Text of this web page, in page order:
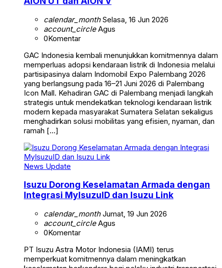
calendar_monthSelasa, 16 Jun 2026
account_circleAgus
0Komentar
GAC Indonesia kembali menunjukkan komitmennya dalam
memperluas adopsi kendaraan listrik di Indonesia melalui
partisipasinya dalam Indomobil Expo Palembang 2026
yang berlangsung pada 16–21 Juni 2026 di Palembang
Icon Mall. Kehadiran GAC di Palembang menjadi langkah
strategis untuk mendekatkan teknologi kendaraan listrik
modern kepada masyarakat Sumatera Selatan sekaligus
menghadirkan solusi mobilitas yang efisien, nyaman, dan
ramah […]
News Update
Isuzu Dorong Keselamatan Armada dengan
Integrasi MyIsuzuID dan Isuzu Link
calendar_monthJumat, 19 Jun 2026
account_circleAgus
0Komentar
PT Isuzu Astra Motor Indonesia (IAMI) terus
memperkuat komitmennya dalam meningkatkan